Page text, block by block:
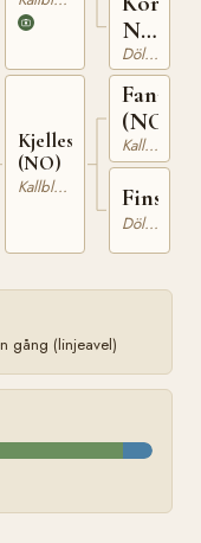
Kjellestadjenta
(NO)
Kallblodig Travare
N
2164
Dölehäst
Fanaråk
(NO)
Kallblodig Travare
Finska
Dölehäst
gång (linjeavel)